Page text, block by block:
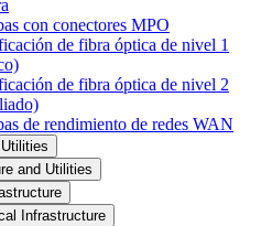
con conectores MPO
de fibra óptica de nivel 1
de fibra óptica de nivel 2
de rendimiento de redes WAN
and Utilities
Infrastructure